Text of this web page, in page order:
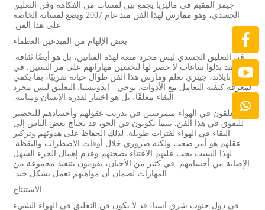
جيمز المقيم في ماليزيا يجمع بين لمسات من الفكاهة وفن التعليق
الجسدي، وهو ممارس لهذا الفن منذ عام 2007 ويضع لمساته الخاصة
على هذا الفن.
بعض الإلهام من المبدعين العظماء
فن التعليق الجسدي ليس مجرد متعة لهذه الفنانين، بل هو أيضًا ثقافة.
لقد بذلوا ساعات لا حصر لها لتحسين مهاراتهم على مر السنين. في
تايلاند، جيبزي تعلم ومارس هذا الفن طوال حياته تقريبًا، بما يكفي
لمعرفة كيفية التعامل مع الأدوات. يوجي - إندونيسيا: التعليق ليس مجرد
البقاء معلقًا، بل هو اختبار لقدرة الإنسان ومتانته.
المعلقون في الهواء متمرسين في تدريب عقولهم وأجسادهم للتحضير
للتفوق في هذا الفن. بينما يكونون في الجو، قد يحتاج بعض الناس إلى
البقاء في الهواء لفترات طويلة. لذلك الحفاظ على هدوئهم وتركيز
عقلهم هو أمر صعب ولكنه ضروري خلال أوقات الاضطراب واليقظة.
لهذا السبب يجب عليهم الاعتناء بصحتهم وعدم إهمال الجزء السهل
الإصابة من أجسامهم. في كثير من الأحيان، يقومون بتنفيذ مجموعة من
المهارات لضمان أن مواهبهم تعمل بشكل جيد.
الاستنتاج
في دول جنوب شرق آسيا، قد لا يكون فن التعليق في الهواء الشيء